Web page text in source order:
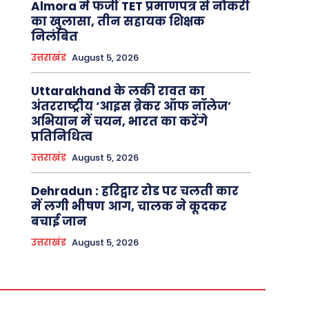
Almora में फर्जी TET प्रमाणपत्र से नौकरी
का खुलासा, तीन सहायक शिक्षक
निलंबित
उत्तराखंड August 5, 2026
Uttarakhand के लकी रावत का
अंतरराष्ट्रीय ‘आइस ब्रेकर ऑफ नॉलेज’
अभियान में चयन, भारत का करेंगे
प्रतिनिधित्व
उत्तराखंड August 5, 2026
Dehradun : हरिद्वार रोड पर चलती कार
में लगी भीषण आग, चालक ने कूदकर
बचाई जान
उत्तराखंड August 5, 2026